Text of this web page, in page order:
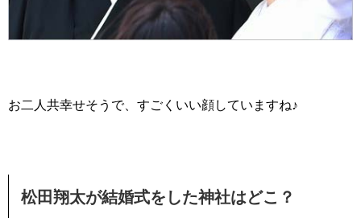
お二人共幸せそうで、すごくいい顔していますね♪
松田翔太が結婚式をした神社はどこ？